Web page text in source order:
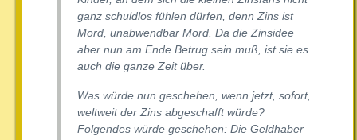
ganz schuldlos fühlen dürfen, denn Zins ist
Mord, unabwendbar Mord. Da die Zinsidee
aber nun am Ende Betrug sein muß, ist sie es
auch die ganze Zeit über.
Was würde nun geschehen, wenn jetzt, sofort,
weltweit der Zins abgeschafft würde?
Folgendes würde geschehen: Die Geldhaber